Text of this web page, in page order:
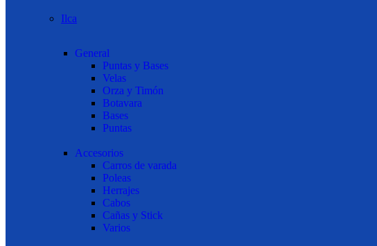
Ilca
General
Puntas y Bases
Velas
Orza y Timón
Botavara
Bases
Puntas
Accesorios
Carros de varada
Poleas
Herrajes
Cabos
Cañas y Stick
Varios